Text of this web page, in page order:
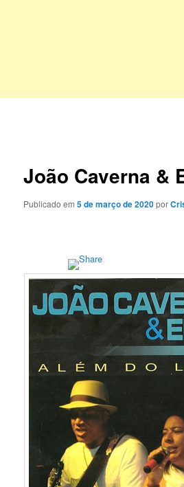
João Caverna &
Publicado em5 de março de 2020por